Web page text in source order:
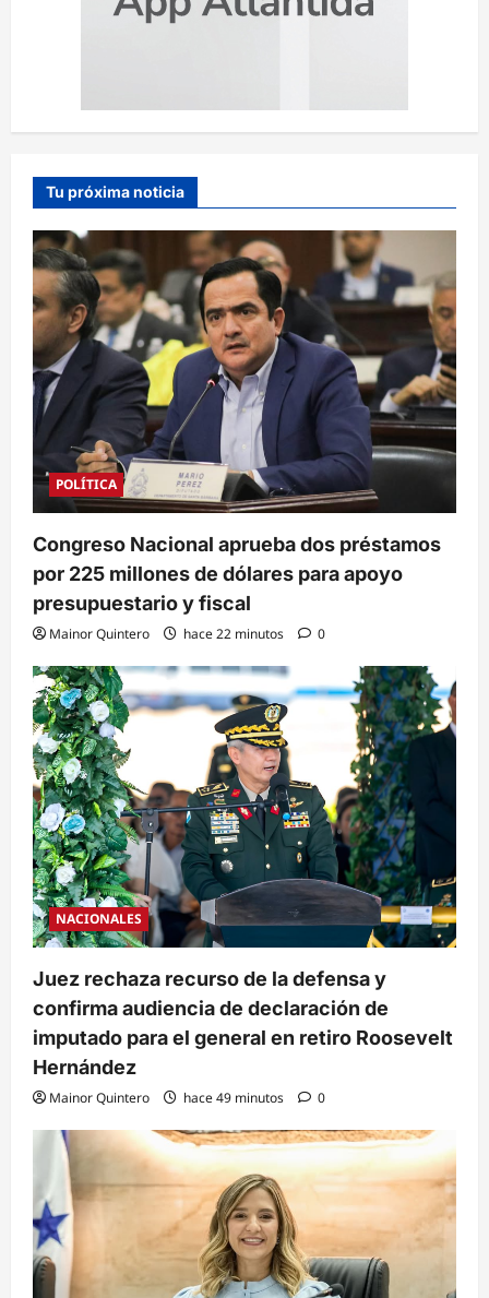
Tu próxima noticia
POLÍTICA
Congreso Nacional aprueba dos préstamos
por 225 millones de dólares para apoyo
presupuestario y fiscal
Mainor Quintero hace 22 minutos 0
NACIONALES
Juez rechaza recurso de la defensa y
confirma audiencia de declaración de
imputado para el general en retiro Roosevelt
Hernández
Mainor Quintero hace 49 minutos 0